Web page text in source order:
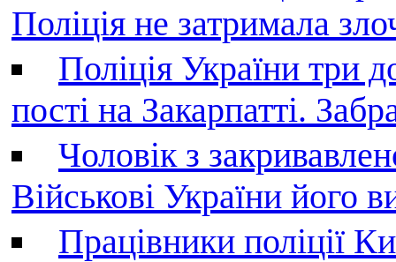
Поліція не затримала
Поліція України три
пості на Закарпатті.
Чоловік з
Військові України його
Працівники поліції